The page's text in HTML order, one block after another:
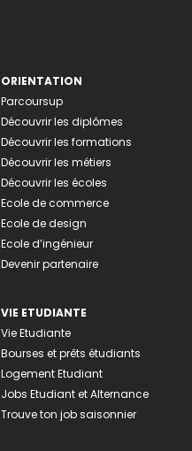
ORIENTATION
Parcoursup
Découvrir les diplômes
Découvrir les formations
Découvrir les métiers
Découvrir les écoles
Ecole de commerce
Ecole de design
Ecole d’ingénieur
Devenir partenaire
VIE ETUDIANTE
Vie Etudiante
Bourses et prêts étudiants
Logement Etudiant
Jobs Etudiant et Alternance
Trouve ton job saisonnier